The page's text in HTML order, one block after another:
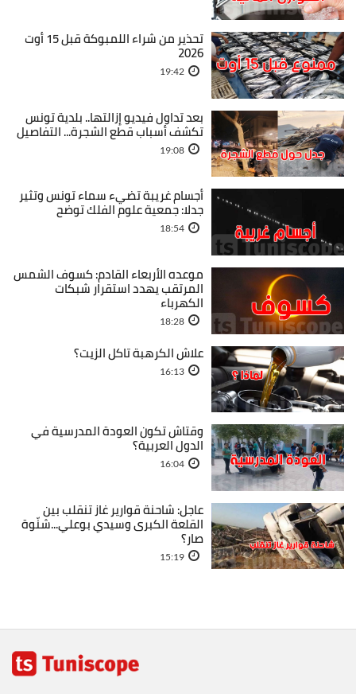
تحذير من شراء اللمبوكة قبل 15 أوت
2026
19:42
بعد تداول فيديو إزالتها.. بلدية تونس
تكشف أسباب قطع الشجرة... التفاصيل
19:08
أجسام غريبة تضيء سماء تونس وتثير
جدلا: جمعية علوم الفلك توضح
18:54
موعده الأربعاء القادم: كسوف الشمس
المرتقب يهدد استقرار شبكات
الكهرباء
18:28
علاش الكرهبة تاكل الزيت؟
16:13
وقتاش تكون العودة المدرسية في
الدول العربية؟
16:04
عاجل: شاحنة قوارير غاز تنقلب بين
القلعة الكبرى وسيدي بوعلي...شنّوة
صار؟
15:19